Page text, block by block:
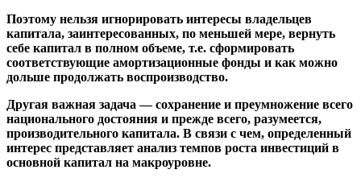
Поэтому нельзя игнорировать интересы владельцев
капитала, заинтересованных, по меньшей мере, вернуть
себе капитал в полном объеме, т.е. сформировать
соответствующие амортизационные фонды и как можно
дольше продолжать воспроизводство.
Другая важная задача — сохранение и преумножение всего
национального достояния и прежде всего, разумеется,
производительного капитала. В связи с чем, определенный
интерес представляет анализ темпов роста инвестиций в
основной капитал на макроуровне.